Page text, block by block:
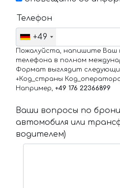
Телефон
+49
Пожалуйста, напишите Ваш
телефона в полном
Формат выглядит
+Код_страны
Например, +49 176 22366899
Ваши вопросы по
автомобиля или
водителем)